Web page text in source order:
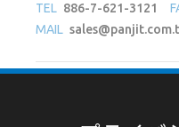
TEL 886-7-621-3121
MAIL